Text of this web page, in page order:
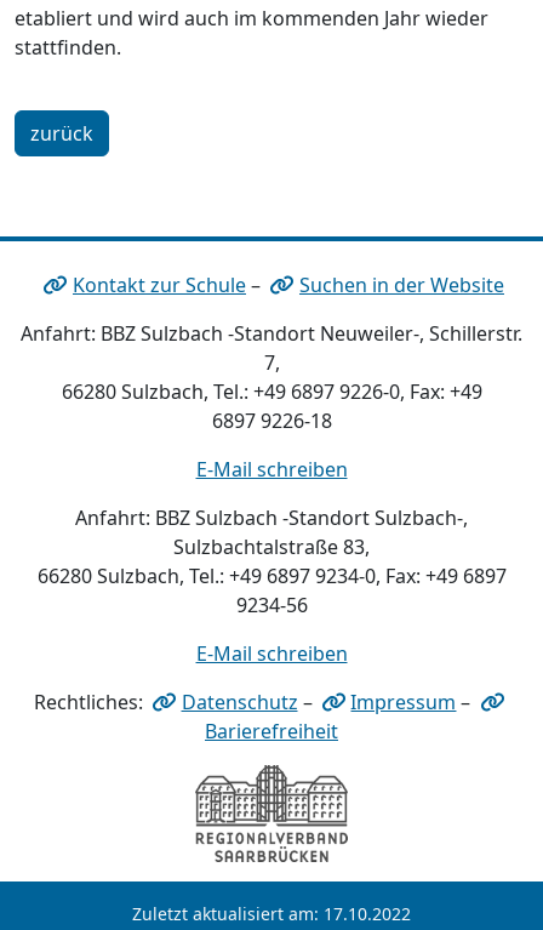
etabliert und wird auch im kommenden Jahr wieder
stattfinden.
zurück
Kontakt zur Schule–
Suchen in der Website
Anfahrt: BBZ Sulzbach -Standort Neuweiler-, Schillerstr.
7,
66280 Sulzbach, Tel.: +49 6897 9226-0, Fax: +49
6897 9226-18
E-Mail schreiben
Anfahrt: BBZ Sulzbach -Standort Sulzbach-,
Sulzbachtalstraße 83,
66280 Sulzbach, Tel.: +49 6897 9234-0, Fax: +49 6897
9234-56
E-Mail schreiben
Rechtliches:
Datenschutz – Impressum –
Barierefreiheit
Zuletzt aktualisiert am: 17.10.2022